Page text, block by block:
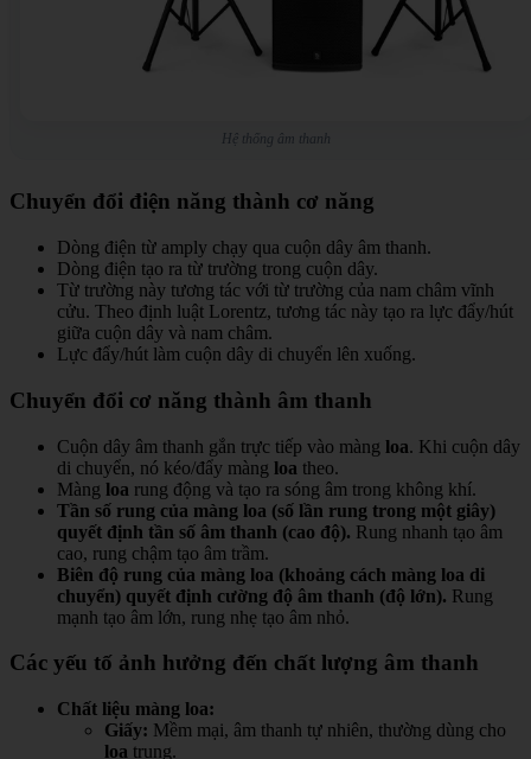
Hệ thống âm thanh
Chuyển đổi điện năng thành cơ năng
Dòng điện từ amply chạy qua cuộn dây âm thanh.
Dòng điện tạo ra từ trường trong cuộn dây.
Từ trường này tương tác với từ trường của nam châm vĩnh
cửu. Theo định luật Lorentz, tương tác này tạo ra lực đẩy/hút
giữa cuộn dây và nam châm.
Lực đẩy/hút làm cuộn dây di chuyển lên xuống.
Chuyển đổi cơ năng thành âm thanh
Cuộn dây âm thanh gắn trực tiếp vào màng loa. Khi cuộn dây
di chuyển, nó kéo/đẩy màng loa theo.
Màng loa rung động và tạo ra sóng âm trong không khí.
Tần số rung của màng loa (số lần rung trong một giây)
quyết định tần số âm thanh (cao độ). Rung nhanh tạo âm
cao, rung chậm tạo âm trầm.
Biên độ rung của màng loa (khoảng cách màng loa di
chuyển) quyết định cường độ âm thanh (độ lớn). Rung
mạnh tạo âm lớn, rung nhẹ tạo âm nhỏ.
Các yếu tố ảnh hưởng đến chất lượng âm thanh
Chất liệu màng loa:
Giấy: Mềm mại, âm thanh tự nhiên, thường dùng cho
loa trung.